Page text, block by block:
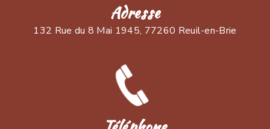
Adresse
132 Rue du 8 Mai 1945, 77260 Reuil-en-Brie